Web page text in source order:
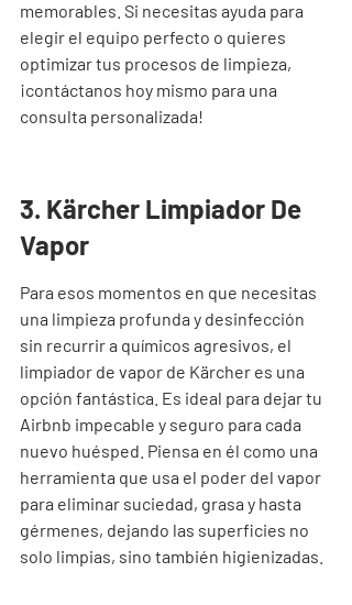
memorables. Si necesitas ayuda para
elegir el equipo perfecto o quieres
optimizar tus procesos de limpieza,
¡contáctanos hoy mismo para una
consulta personalizada!
3. Kärcher Limpiador De
Vapor
Para esos momentos en que necesitas
una limpieza profunda y desinfección
sin recurrir a químicos agresivos, el
limpiador de vapor de Kärcher es una
opción fantástica. Es ideal para dejar tu
Airbnb impecable y seguro para cada
nuevo huésped. Piensa en él como una
herramienta que usa el poder del vapor
para eliminar suciedad, grasa y hasta
gérmenes, dejando las superficies no
solo limpias, sino también higienizadas.